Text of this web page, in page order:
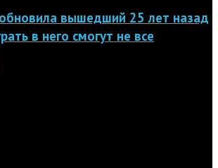
вышедший 25 лет назад
в него смогут не все